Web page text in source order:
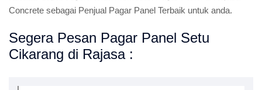
Concrete sebagai Penjual Pagar Panel Terbaik untuk anda.
Segera Pesan Pagar Panel Setu
Cikarang di Rajasa :